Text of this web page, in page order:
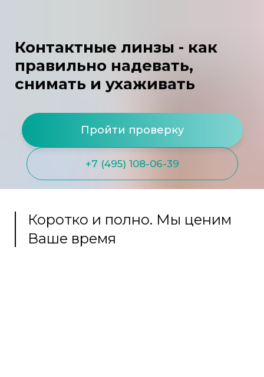
Контактные линзы - как
правильно надевать,
снимать и ухаживать
Пройти проверку
+7 (495) 108-06-39
Коротко и полно. Мы ценим
Ваше время